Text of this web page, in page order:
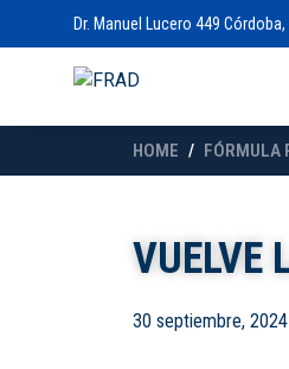
Dr. Manuel Lucero 449
HOME FÓRMULA
VUELVE
30 septiembre, 2024